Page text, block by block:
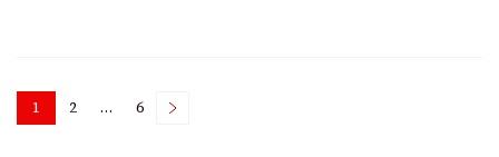
Posts
Page
1 Page
2 … Page
6